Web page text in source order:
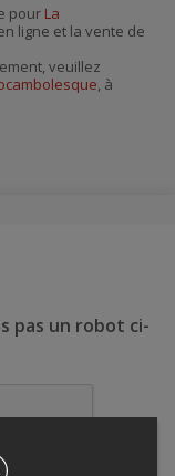
pour La
ligne et la vente de
veuillez
, à
pas un robot ci-